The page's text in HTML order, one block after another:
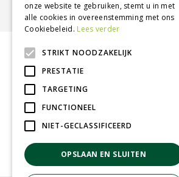
BETROUWBARE SERVICE
Lage verzendkosten
onze website te gebruiken, stemt u in met
alle cookies in overeenstemming met ons
Cookiebeleid. Lees verder
STRIKT NOODZAKELIJK
PRESTATIE
TARGETING
FUNCTIONEEL
NIET-GECLASSIFICEERD
OPSLAAN EN SLUITEN